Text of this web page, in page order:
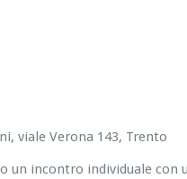
viale Verona 143, Trento
un incontro individuale con